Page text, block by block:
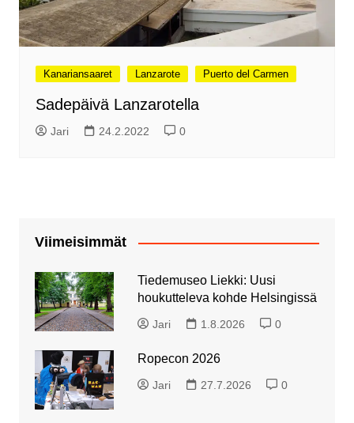
Kanariansaaret Lanzarote Puerto del Carmen
Sadepäivä Lanzarotella
Jari 24.2.2022 0
Viimeisimmät
Tiedemuseo Liekki: Uusi
houkutteleva kohde Helsingissä
Jari 1.8.2026 0
Ropecon 2026
Jari 27.7.2026 0